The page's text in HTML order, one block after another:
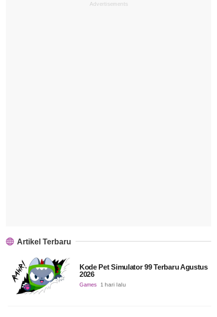
Advertisements
Artikel Terbaru
Kode Pet Simulator 99 Terbaru Agustus
2026
Games 1 hari lalu